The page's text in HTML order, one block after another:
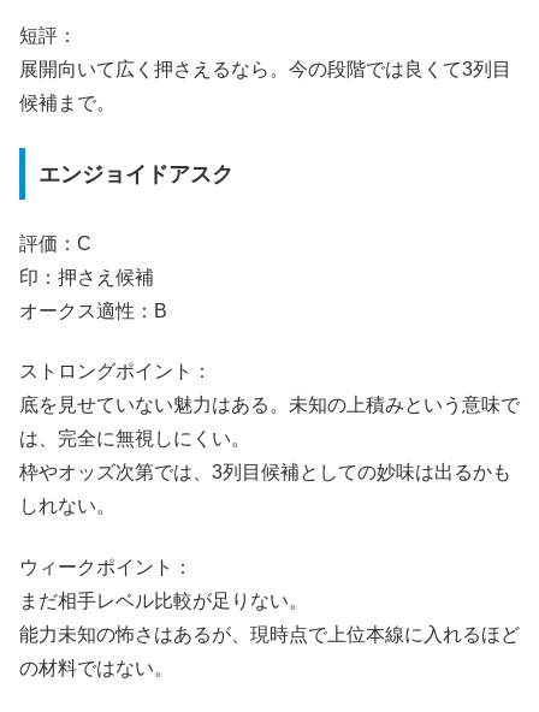
短評：
展開向いて広く押さえるなら。今の段階では良くて3列目
候補まで。
エンジョイドアスク
評価：C
印：押さえ候補
オークス適性：B
ストロングポイント：
底を見せていない魅力はある。未知の上積みという意味で
は、完全に無視しにくい。
枠やオッズ次第では、3列目候補としての妙味は出るかも
しれない。
ウィークポイント：
まだ相手レベル比較が足りない。
能力未知の怖さはあるが、現時点で上位本線に入れるほど
の材料ではない。